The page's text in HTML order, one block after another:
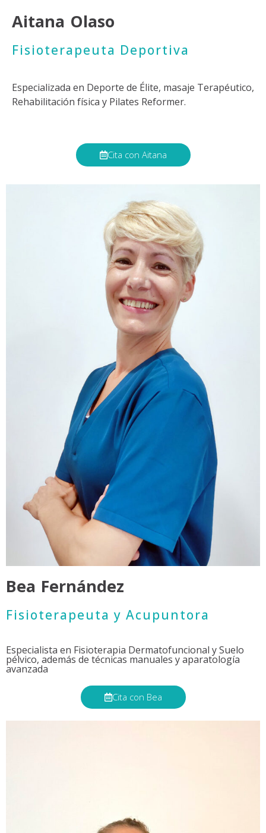
Aitana Olaso
Fisioterapeuta Deportiva
Especializada en Deporte de Élite, masaje Terapéutico,
Rehabilitación física y Pilates Reformer.
Cita con Aitana
Bea Fernández
Fisioterapeuta y Acupuntora
Especialista en Fisioterapia Dermatofuncional y Suelo
pélvico, además de técnicas manuales y aparatología
avanzada
Cita con Bea